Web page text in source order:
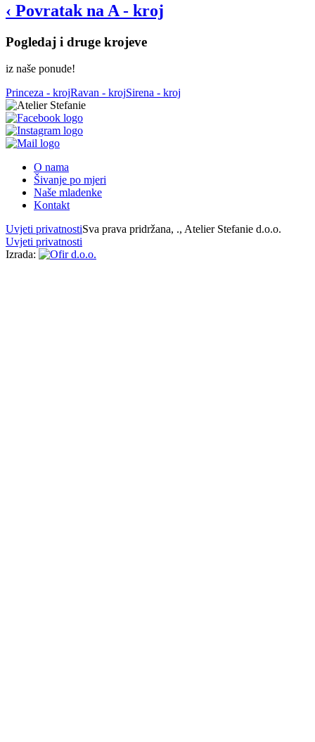
‹ Povratak na A - kroj
Pogledaj i druge krojeve
iz naše ponude!
Princeza - krojRavan - krojSirena - kroj
O nama
Šivanje po mjeri
Naše mladenke
Kontakt
Uvjeti privatnostiSva prava pridržana, ., Atelier Stefanie d.o.o.
Uvjeti privatnosti
Izrada: